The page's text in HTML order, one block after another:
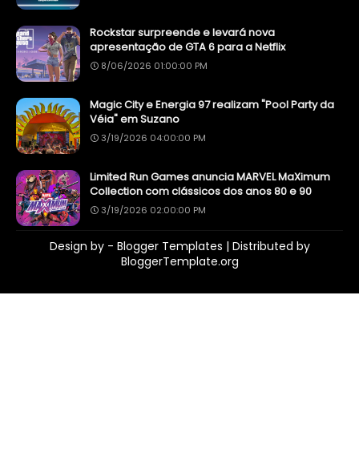
Rockstar surpreende e levará nova
apresentação de GTA 6 para a Netflix
8/06/2026 01:00:00 PM
Magic City e Energia 97 realizam "Pool Party da
Véia" em Suzano
3/19/2026 04:00:00 PM
Limited Run Games anuncia MARVEL MaXimum
Collection com clássicos dos anos 80 e 90
3/19/2026 02:00:00 PM
Design by - Blogger Templates | Distributed by
BloggerTemplate.org